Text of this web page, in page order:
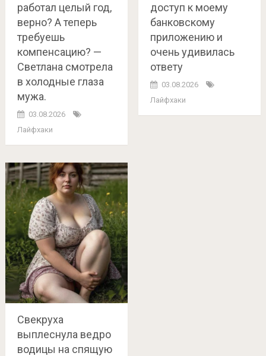
работал целый год,
верно? А теперь
требуешь
компенсацию? —
Светлана смотрела
в холодные глаза
мужа.
03.08.2026
Лайфхаки
доступ к моему
банковскому
приложению и
очень удивилась
ответу
03.08.2026
Лайфхаки
Свекруха
выплеснула ведро
водицы на спящую